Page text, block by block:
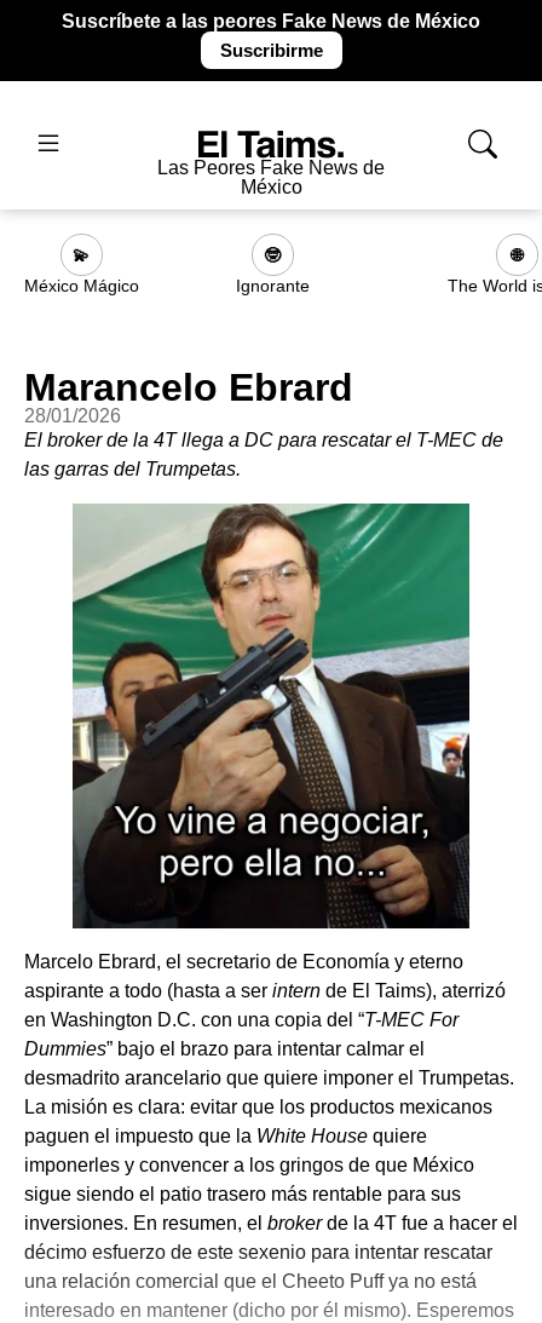
Suscríbete a las peores Fake News de México
Suscribirme
Las Peores Fake News de
México
💫
México Mágico
🤓
Ignorante
🌐
The World
Marancelo Ebrard
28/01/2026
El broker de la 4T llega a DC para rescatar el T-MEC de
las garras del Trumpetas.
Marcelo Ebrard, el secretario de Economía y eterno
aspirante a todo (hasta a ser intern de El Taims), aterrizó
en Washington D.C. con una copia del “T-MEC For
Dummies” bajo el brazo para intentar calmar el
desmadrito arancelario que quiere imponer el Trumpetas.
La misión es clara: evitar que los productos mexicanos
paguen el impuesto que la White House quiere
imponerles y convencer a los gringos de que México
sigue siendo el patio trasero más rentable para sus
inversiones. En resumen, el brokerde la 4T fue a hacer el
décimo esfuerzo de este sexenio para intentar rescatar
una relación comercial que el Cheeto Puff ya no está
interesado en mantener (dicho por él mismo). Esperemos